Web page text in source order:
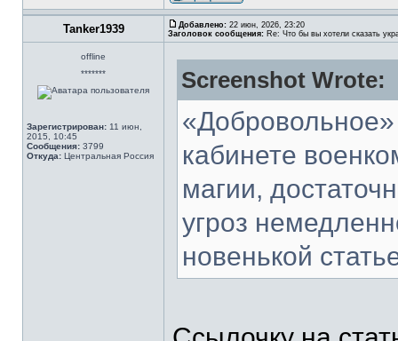
Tanker1939 Добавлено: 22 июн, 2026, 23:20
Заголовок сообщения: Re: Что бы вы хотели сказать
offline
*******
Зарегистрирован: 11 июн,
2015, 10:45
Сообщения: 3799
Откуда: Центральная Россия
Screenshot Wrote:
«Добровольное»
кабинете
магии,
угроз
новенькой